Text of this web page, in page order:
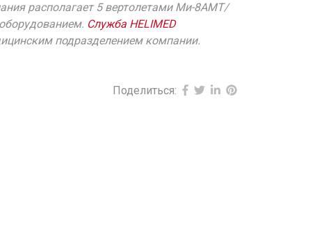
располагает 5 вертолетами Ми-8АМТ/
Служба HELIMED
подразделением компании.
Поделиться: